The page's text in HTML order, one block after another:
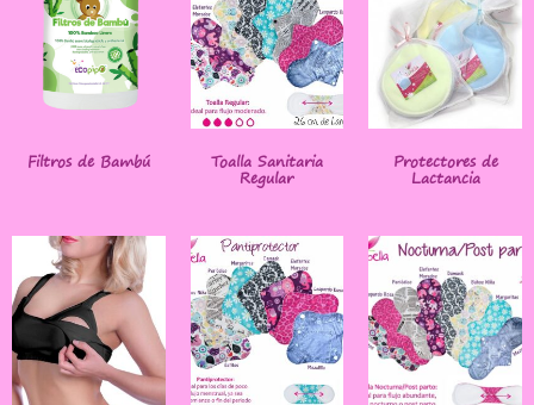
Filtros de Bambú Toalla Sanitaria
Regular
Protectores de
Lactancia